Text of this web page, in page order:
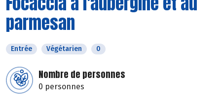
parmesan
Entrée Végétarien 0
Nombre de personnes
0 personnes